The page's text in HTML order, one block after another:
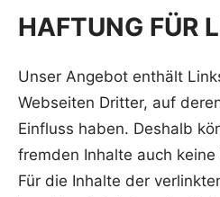
HAFTUNG FÜR
Unser Angebot enthält
Webseiten Dritter, auf
Einfluss haben. Deshalb
fremden Inhalte auch
Für die Inhalte der